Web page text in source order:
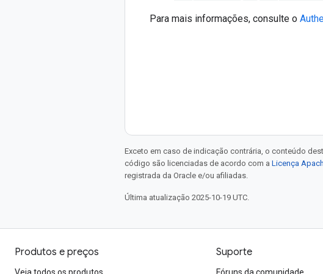
Para mais informações, consulte o
Exceto em caso de indicação contrária, o conteúdo
código são licenciadas de acordo com a Licença
registrada da Oracle e/ou afiliadas.
Última atualização 2025-10-19 UTC.
Produtos e preços Suporte